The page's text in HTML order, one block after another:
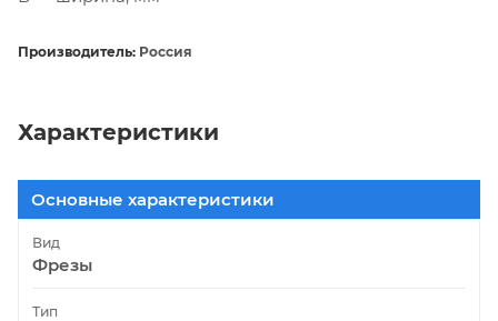
Производитель: Россия
Характеристики
Основные характеристики
Вид
Фрезы
Тип